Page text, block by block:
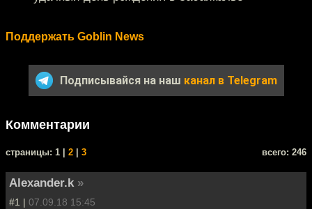
Поддержать Goblin News
Подписывайся на наш канал в Telegram
Комментарии
cтраницы: 1 | 2 3 всего: 246
Alexander.k »
#1 | 07.09.18 15:45